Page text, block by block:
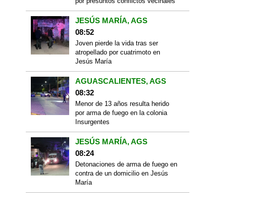
JESÚS MARÍA, AGS
08:52
Joven pierde la vida tras ser
atropellado por cuatrimoto en
Jesús María
AGUASCALIENTES, AGS
08:32
Menor de 13 años resulta herido
por arma de fuego en la colonia
Insurgentes
JESÚS MARÍA, AGS
08:24
Detonaciones de arma de fuego en
contra de un domicilio en Jesús
María